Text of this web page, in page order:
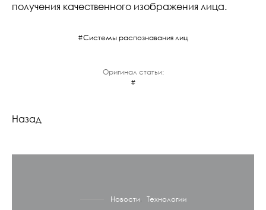
получения качественного изображения лица.
Системы распознавания лиц
Оригинал статьи:
Назад
Новости Технологии